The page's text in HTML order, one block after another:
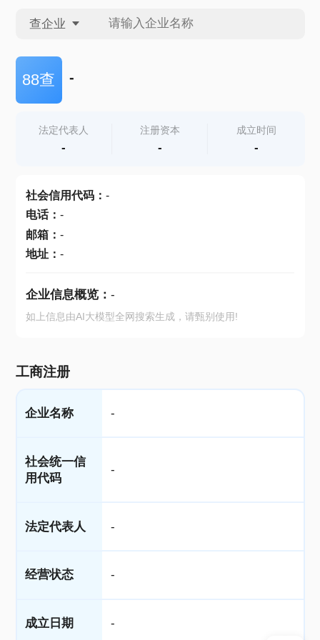
查企业
查企业
查产地
88查 -
法定代表人
-
注册资本
-
成立时间
-
社会信用代码： -
电话： -
邮箱： -
地址： -
企业信息概览： -
如上信息由AI大模型全网搜索生成，请甄别使用!
工商注册
企业名称 -
社会统一信
用代码
-
法定代表人 -
经营状态 -
成立日期 -